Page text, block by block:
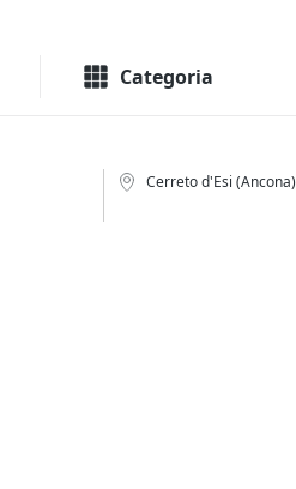
Categoria
Cerreto d'Esi (Ancona)